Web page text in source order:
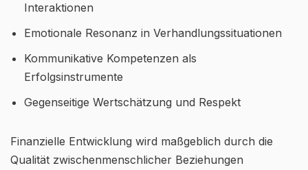
Interaktionen
Emotionale Resonanz in Verhandlungssituationen
Kommunikative Kompetenzen als
Erfolgsinstrumente
Gegenseitige Wertschätzung und Respekt
Finanzielle Entwicklung wird maßgeblich durch die
Qualität zwischenmenschlicher Beziehungen